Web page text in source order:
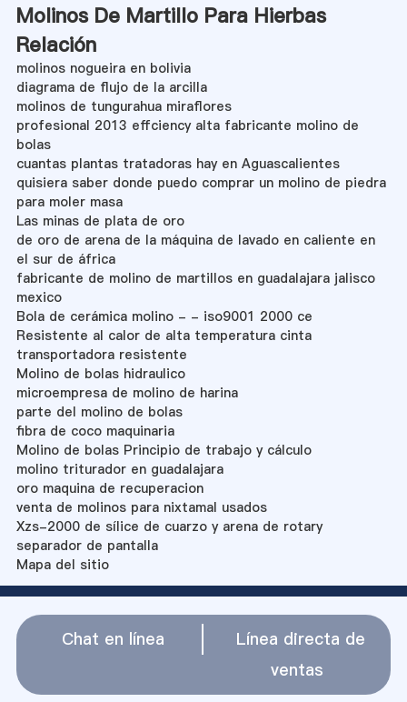
Molinos De Martillo Para Hierbas
Relación
molinos nogueira en bolivia
diagrama de flujo de la arcilla
molinos de tungurahua miraflores
profesional 2013 effciency alta fabricante molino de
bolas
cuantas plantas tratadoras hay en Aguascalientes
quisiera saber donde puedo comprar un molino de piedra
para moler masa
Las minas de plata de oro
de oro de arena de la máquina de lavado en caliente en
el sur de áfrica
fabricante de molino de martillos en guadalajara jalisco
mexico
Bola de cerámica molino - - iso9001 2000 ce
Resistente al calor de alta temperatura cinta
transportadora resistente
Molino de bolas hidraulico
microempresa de molino de harina
parte del molino de bolas
fibra de coco maquinaria
Molino de bolas Principio de trabajo y cálculo
molino triturador en guadalajara
oro maquina de recuperacion
venta de molinos para nixtamal usados
Xzs-2000 de sílice de cuarzo y arena de rotary
separador de pantalla
Mapa del sitio
Chat en línea
Línea directa de
ventas